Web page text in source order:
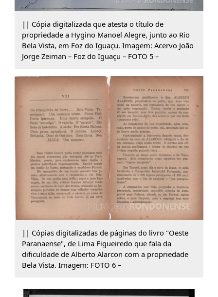
|| Cópia digitalizada que atesta o título de
propriedade a Hygino Manoel Alegre, junto ao Rio
Bela Vista, em Foz do Iguaçu. Imagem: Acervo João
Jorge Zeiman – Foz do Iguaçu – FOTO 5 –
|| Cópias digitalizadas de páginas do livro "Oeste
Paranaense", de Lima Figueiredo que fala da
dificuldade de Alberto Alarcon com a propriedade
Bela Vista. Imagem: FOTO 6 –